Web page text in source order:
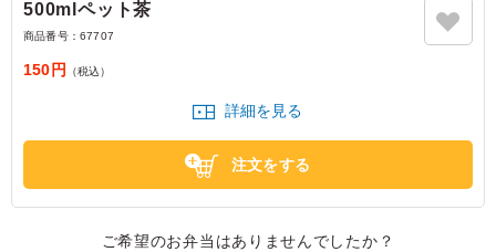
500mlペット茶
商品番号： 67707
150円 （税込）
詳細を見る
注文をする
ご希望のお弁当はありませんでしたか？